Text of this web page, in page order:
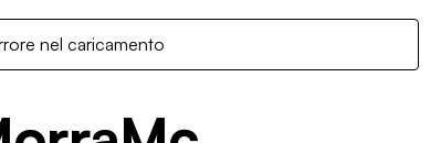
nel caricamento